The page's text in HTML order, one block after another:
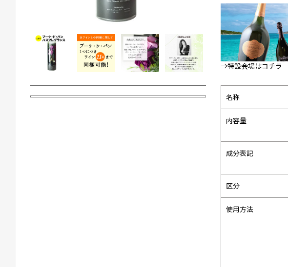
⇒特設会場はコチラ
名称
内容量
成分表記
区分
使用方法